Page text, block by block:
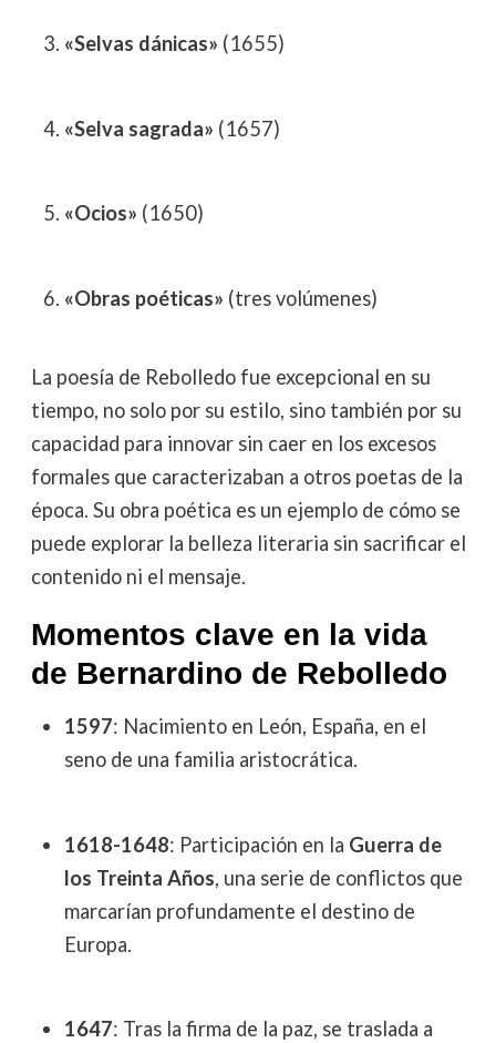
«Selvas dánicas» (1655)
«Selva sagrada» (1657)
«Ocios» (1650)
«Obras poéticas» (tres volúmenes)
La poesía de Rebolledo fue excepcional en su
tiempo, no solo por su estilo, sino también por su
capacidad para innovar sin caer en los excesos
formales que caracterizaban a otros poetas de la
época. Su obra poética es un ejemplo de cómo se
puede explorar la belleza literaria sin sacrificar el
contenido ni el mensaje.
Momentos clave en la vida
de Bernardino de Rebolledo
1597: Nacimiento en León, España, en el
seno de una familia aristocrática.
1618-1648: Participación en la Guerra de
los Treinta Años, una serie de conflictos que
marcarían profundamente el destino de
Europa.
1647: Tras la firma de la paz, se traslada a